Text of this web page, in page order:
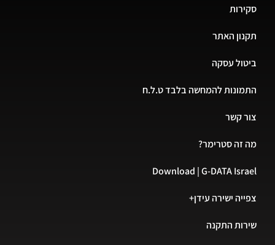
סקירות
תקנון האתר
ביטול עסקה
התמונות להמחשה בלבד ט.ל.ח
צור קשר
מה זה סטרימר?
Download | G-DATA Israel
צפייה ישירה עידן+
שירות התקנה